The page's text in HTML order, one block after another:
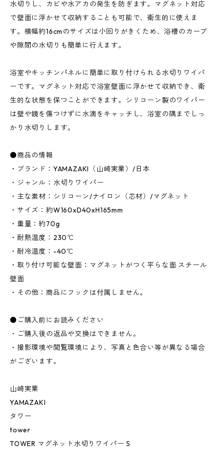
水切りし、カビや水アカの発生を防ぎます。マグネット対応
で壁面に浮かせて収納することも可能で、衛生的に使えま
す。横幅約16cmのサイズは小回りがきくため、浴槽のカーブ
や隙間の水切りも簡単に行えます。
浴室やキッチンパネルに簡単に取り付けられる水切りワイパ
ーです。マグネット対応で浴室壁面に浮かせて収納でき、衛
生的な状態を保つことができます。シリコーン製のワイパー
は壁や鏡を傷つけずに水滴をキャッチし、浴室の隅までしっ
かり水切りします。
●商品の情報
・ブランド：YAMAZAKI（山崎実業）/日本
・ジャンル：水切りワイパー
・主な素材：シリコーン/ナイロン（芯材）/マグネット
・サイズ：約W160xD40xH165mm
・重量：約70g
・耐熱温度：230℃
・耐冷温度：-40℃
・取り付け可能な壁面：マグネットがつく平らな面 スチール
壁面
・その他：商品にフックは付属しません。
●ご購入前にお読みください
・ご購入後の返品や交換はできません。
・撮影環境や閲覧環境により、写真と色合い等が異なる場合
がございます。
山崎実業
YAMAZAKI
タワー
tower
TOWER マグネット水切りワイパー S